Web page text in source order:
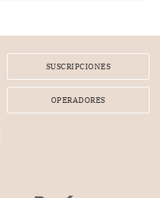
un meet and greet con
SUSCRIPCIONES
OPERADORES